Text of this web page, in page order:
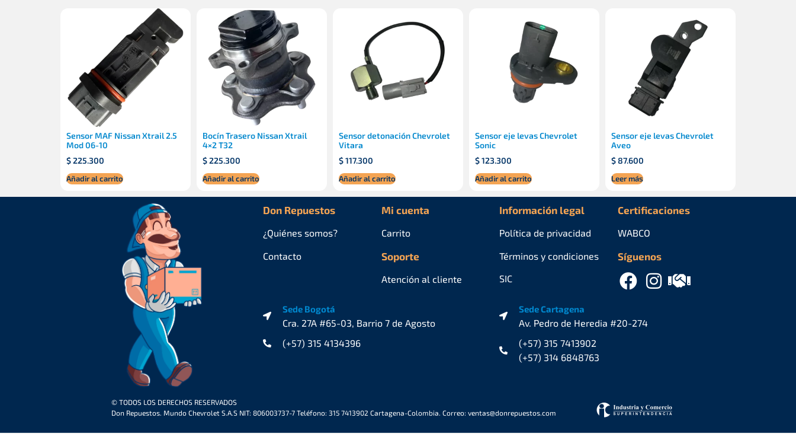
Sensor MAF Nissan Xtrail 2.5
Mod 06-10
$225.300
Añadir al carrito
Bocín Trasero Nissan Xtrail
4×2 T32
$225.300
Añadir al carrito
Sensor detonación Chevrolet
Vitara
$117.300
Añadir al carrito
Sensor eje levas Chevrolet
Sonic
$123.300
Añadir al carrito
Sensor eje levas Chevrolet
Aveo
$87.600
Leer más
Don Repuestos
¿Quiénes somos?
Contacto
Mi cuenta
Carrito
Soporte
Atención al cliente
Información legal
Política de privacidad
Términos y condiciones
SIC
Certificaciones
Síguenos
WABCO
Sede Bogotá
Cra. 27A #65-03, Barrio 7 de Agosto
(+57) 315 4134396
Sede Cartagena
Av. Pedro de Heredia #20-274
(+57) 315 7413902
(+57) 314 6848763
© TODOS LOS DERECHOS RESERVADOS
Don Repuestos. Mundo Chevrolet S.A.S NIT: 806003737-7 Teléfono: 315 7413902 Cartagena-Colombia. Correo: ventas@donrepuestos.com